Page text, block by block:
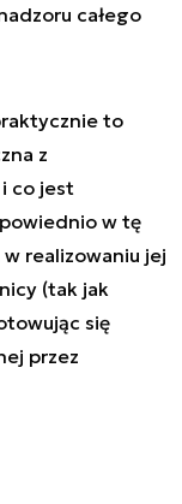
całego
to
z
co jest
w tę
realizowaniu jej
(tak jak
się
przez